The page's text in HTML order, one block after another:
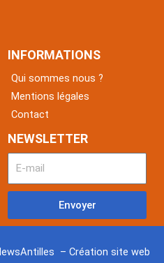
INFORMATIONS
Qui sommes nous ?
Mentions légales
Contact
NEWSLETTER
Envoyer
– Création site web